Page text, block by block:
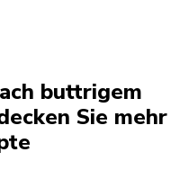
buttrigem
Sie mehr